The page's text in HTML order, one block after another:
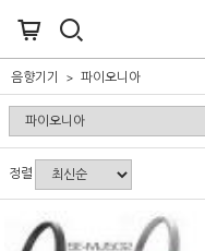
음향기기 파이오니아
정렬